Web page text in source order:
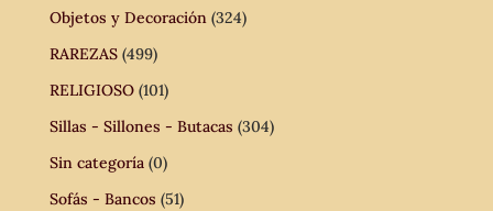
Objetos y Decoración (324)
RAREZAS (499)
RELIGIOSO (101)
Sillas - Sillones - Butacas (304)
Sin categoría (0)
Sofás - Bancos (51)